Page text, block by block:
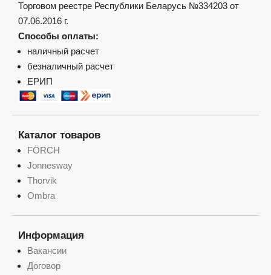
Торговом реестре Республики Беларусь №334203 от
07.06.2016 г.
Способы оплаты:
наличный расчет
безналичный расчет
ЕРИП
Каталог товаров
FÖRCH
Jonnesway
Thorvik
Ombra
Информация
Вакансии
Договор